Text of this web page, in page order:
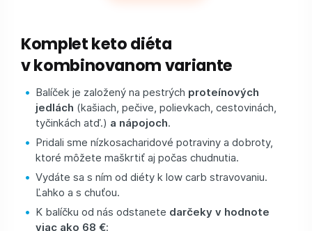
Komplet keto diéta
v kombinovanom variante
Balíček je založený na pestrých proteínových
jedlách (kašiach, pečive, polievkach, cestovinách,
tyčinkách atď.) a nápojoch.
Pridali sme nízkosacharidové potraviny a dobroty,
ktoré môžete maškrtiť aj počas chudnutia.
Vydáte sa s ním od diéty k low carb stravovaniu.
Ľahko a s chuťou.
K balíčku od nás odstanete darčeky v hodnote
viac ako 68 €: